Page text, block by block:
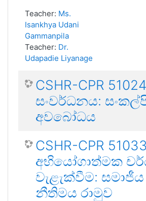
Teacher: Ms.
Isankhya Udani
Gammanpila
Teacher: Dr.
Udapadie Liyanage
CSHR-CPR
සංවර්ධනය:
අවබෝධය
CSHR-CPR
අභියෝගාත්මක
වැළැක්වීම: සමාජීය
නීතිමය රාමුව